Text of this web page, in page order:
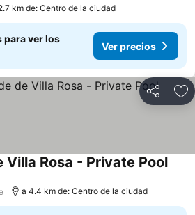
km de: Centro de la ciudad
para ver los
Ver precios
Compartir
Villa Rosa - Private PoolVer
a 4.4 km de: Centro de la ciudad